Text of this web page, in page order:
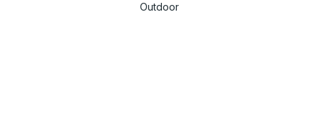
Outdoor